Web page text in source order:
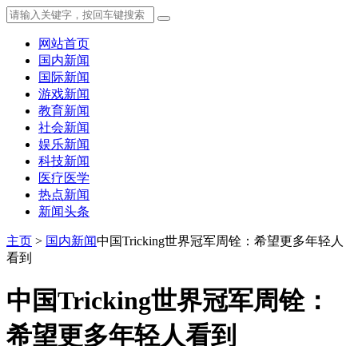
网站首页
国内新闻
国际新闻
游戏新闻
教育新闻
社会新闻
娱乐新闻
科技新闻
医疗医学
热点新闻
新闻头条
主页 > 国内新闻中国Tricking世界冠军周铨：希望更多年轻人
看到
中国Tricking世界冠军周铨：
希望更多年轻人看到